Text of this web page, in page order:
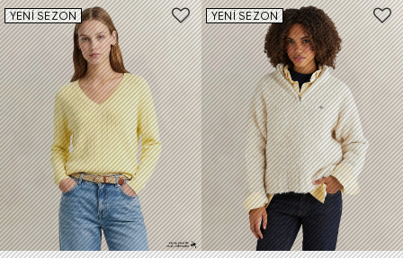
YENİ SEZON YENİ SEZON